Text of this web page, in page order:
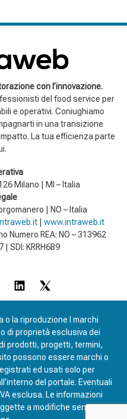
Milano | MI – Italia
| NO – Italia
www.intraweb.it
Numero REA: NO – 313962
| SDI: KRRH6B9
con l’innovazione.
del food service per
e operativi. Coniughiamo
in una transizione
La tua efficienza parte
o la riproduzione I marchi
di proprietà esclusiva dei
prodotti, progetti, termini,
possono essere marchi o
ed usati solo per
del portale. Eventuali
esclusa. Le informazioni
a modifiche senza